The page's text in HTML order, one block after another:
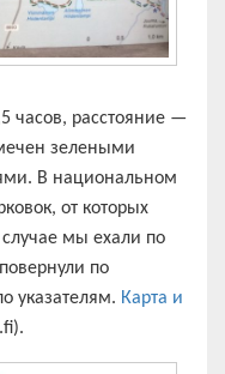
часов, расстояние —
зелеными
В национальном
от которых
мы ехали по
по
указателям. Карта и